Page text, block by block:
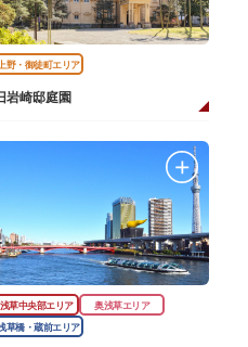
野・御徒町エリア
旧岩崎邸庭園
浅草中央部エリア
奥浅草エリア
草橋・蔵前エリア